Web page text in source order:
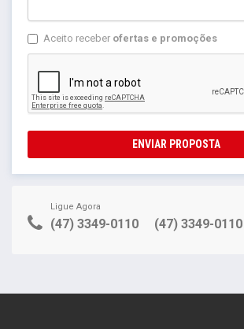
Aceito receber ofertas e promoções
ENVIAR PROPOSTA
Ligue Agora
(47) 3349-0110 (47) 3349-0110